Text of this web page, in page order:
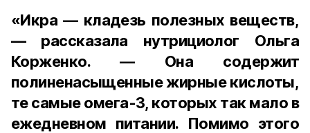
«Икра — кладезь полезных веществ,
— рассказала нутрициолог Ольга
Корженко. — Она содержит
полиненасыщенные жирные кислоты,
те самые омега-3, которых так мало в
ежедневном питании. Помимо этого